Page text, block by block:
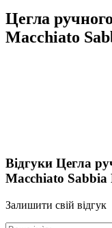
Цегла
Macchiato
Відгуки Цегла
Macchiato Sabbia
Залишити свій відгук